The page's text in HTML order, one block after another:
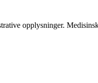
opplysninger.